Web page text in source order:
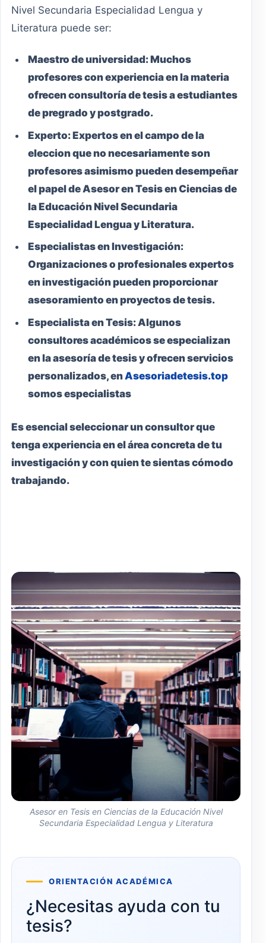
Nivel Secundaria Especialidad Lengua y
Literatura puede ser:
Maestrode universidad:Muchos
profesores con experiencia en la materia
ofrecen consultoría de tesis a estudiantes
de pregrado y postgrado.
Experto:Expertos en el campo de la
eleccion que no necesariamente son
profesores asimismo pueden desempeñar
el papel de Asesor en Tesis en Ciencias de
la Educación Nivel Secundaria
Especialidad Lengua y Literatura.
Especialistas en Investigación:
Organizaciones o profesionales expertos
en investigación pueden proporcionar
asesoramiento en proyectos de tesis.
Especialista en Tesis:Algunos
consultores académicos se especializan
en la asesoría de tesis y ofrecen servicios
personalizados, enAsesoriadetesis.top
somos especialistas
Es esencial seleccionar un consultor que
tenga experiencia en el área concreta de tu
investigación y con quien te sientas cómodo
trabajando.
Asesor en Tesis en Ciencias de la Educación Nivel
Secundaria Especialidad Lengua y Literatura
ORIENTACIÓN ACADÉMICA
¿Necesitas ayuda con tu
tesis?